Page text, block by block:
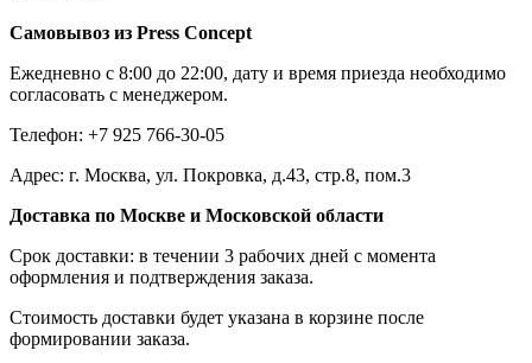
Самовывоз из Press Concept
Ежедневно с 8:00 до 22:00, дату и время приезда необходимо
согласовать с менеджером.
Телефон: +7 925 766-30-05
Адрес: г. Москва, ул. Покровка, д.43, стр.8, пом.3
Доставка по Москве и Московской области
Срок доставки: в течении 3 рабочих дней с момента
оформления и подтверждения заказа.
Стоимость доставки будет указана в корзине после
формировании заказа.